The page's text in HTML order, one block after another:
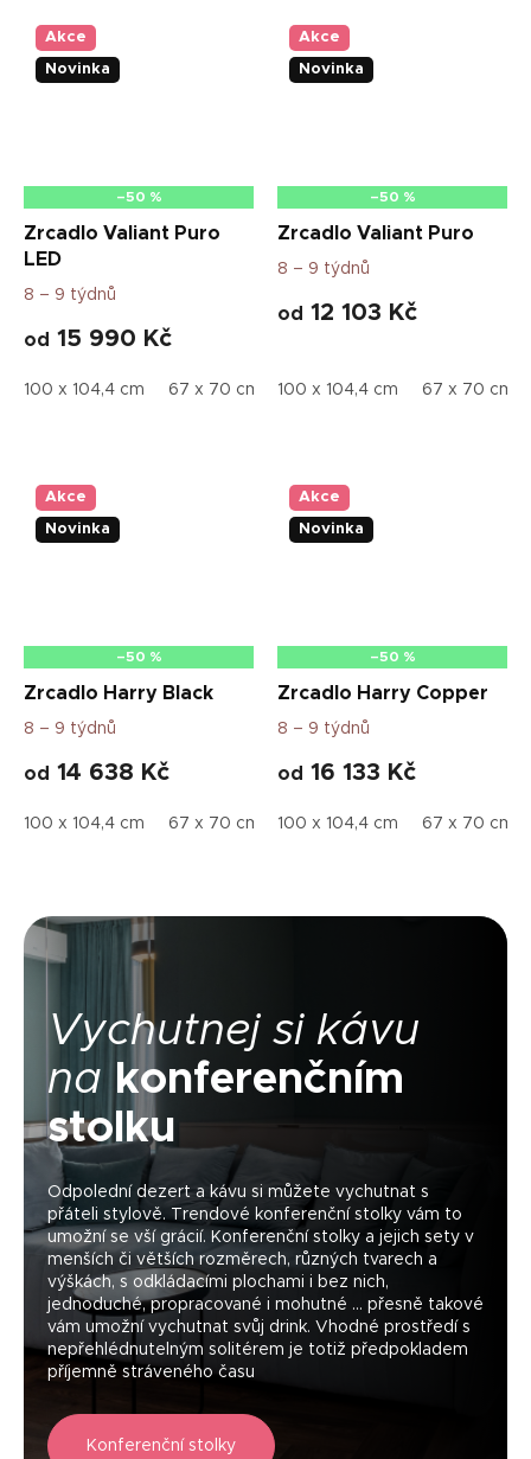
Akce
Novinka
–50 %
Zrcadlo Valiant Puro
LED
8 – 9 týdnů
od 15 990 Kč
100 x 104,4 cm 67 x 70 cm 80 x 83,5 cm
Akce
Novinka
–50 %
Zrcadlo Valiant Puro
8 – 9 týdnů
od 12 103 Kč
100 x 104,4 cm 67 x 70 cm
Akce
Novinka
–50 %
Zrcadlo Harry Black
8 – 9 týdnů
od 14 638 Kč
100 x 104,4 cm 67 x 70 cm 80 x 83,5 cm
Akce
Novinka
–50 %
Zrcadlo Harry Copper
8 – 9 týdnů
od 16 133 Kč
100 x 104,4 cm 67 x 70 cm
Vychutnej si kávu
na konferenčním
stolku
Odpolední dezert a kávu si můžete vychutnat s
přáteli stylově. Trendové konferenční stolky vám to
umožní se vší grácií. Konferenční stolky a jejich sety v
menších či větších rozměrech, různých tvarech a
výškách, s odkládacími plochami i bez nich,
jednoduché, propracované i mohutné ... přesně takové
vám umožní vychutnat svůj drink. Vhodné prostředí s
nepřehlédnutelným solitérem je totiž předpokladem
příjemně stráveného času
Konferenční stolky